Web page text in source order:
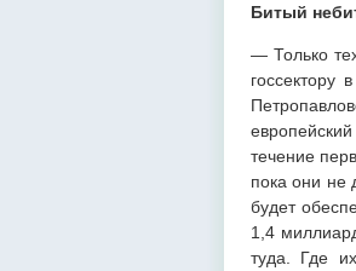
Битый
— Только
течение
пока они не
будет
1,4
туда. Где